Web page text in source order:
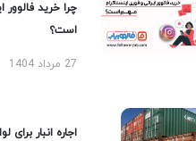
چرا خرید فالوور
است؟
27 مرداد 1404
اجاره انبار برای